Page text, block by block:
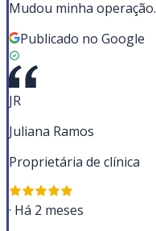
Mudou minha operação.
Publicado no Google
JR
Juliana Ramos
Proprietária de clínica
· Há 2 meses